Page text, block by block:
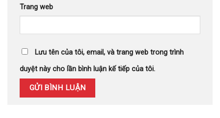
Trang web
Lưu tên của tôi, email, và trang web trong trình
duyệt này cho lần bình luận kế tiếp của tôi.